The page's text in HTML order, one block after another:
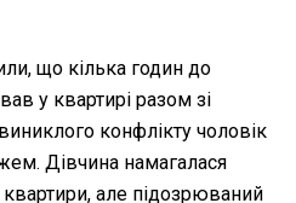
що кілька годин до
у квартирі разом зі
конфлікту чоловік
Дівчина намагалася
квартири, але підозрюваний